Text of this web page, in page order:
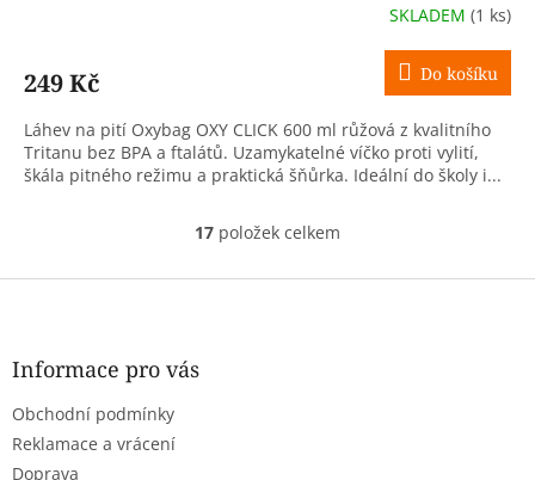
SKLADEM (1 ks)
249 Kč Do košíku
Láhev na pití Oxybag OXY CLICK 600 ml růžová z kvalitního
Tritanu bez BPA a ftalátů. Uzamykatelné víčko proti vylití,
škála pitného režimu a praktická šňůrka. Ideální do školy i...
O
l
17 položek celkem
Z
Informace pro vás
Obchodní podmínky
Reklamace a vrácení
Doprava